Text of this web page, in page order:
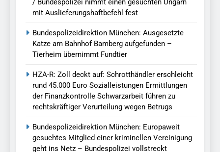
/ Bundespolizei nimmt einen gesuchten Ungarn
mit Auslieferungshaftbefehl fest
Bundespolizeidirektion München: Ausgesetzte
Katze am Bahnhof Bamberg aufgefunden –
Tierheim übernimmt Fundtier
HZA-R: Zoll deckt auf: Schrotthändler erschleicht
rund 45.000 Euro Sozialleistungen Ermittlungen
der Finanzkontrolle Schwarzarbeit führen zu
rechtskräftiger Verurteilung wegen Betrugs
Bundespolizeidirektion München: Europaweit
gesuchtes Mitglied einer kriminellen Vereinigung
geht ins Netz – Bundespolizei vollstreckt